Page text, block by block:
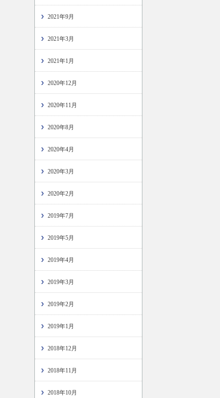
2021年9月
2021年3月
2021年1月
2020年12月
2020年11月
2020年8月
2020年4月
2020年3月
2020年2月
2019年7月
2019年5月
2019年4月
2019年3月
2019年2月
2019年1月
2018年12月
2018年11月
2018年10月